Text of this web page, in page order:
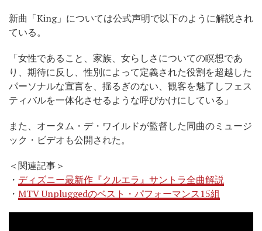
新曲「King」については公式声明で以下のように解説され
ている。
「女性であること、家族、女らしさについての瞑想であ
り、期待に反し、性別によって定義された役割を超越した
パーソナルな宣言を、揺るぎのない、観客を魅了しフェス
ティバルを一体化させるような呼びかけにしている」
また、オータム・デ・ワイルドが監督した同曲のミュージ
ック・ビデオも公開された。
＜関連記事＞
・ ディズニー最新作『クルエラ』サントラ全曲解説
・ MTV Unpluggedのベスト・パフォーマンス15組